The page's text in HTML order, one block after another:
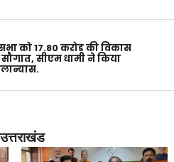
को 17.80 करोड़ की विकास
सीएम धामी ने किया
उत्तराखंड